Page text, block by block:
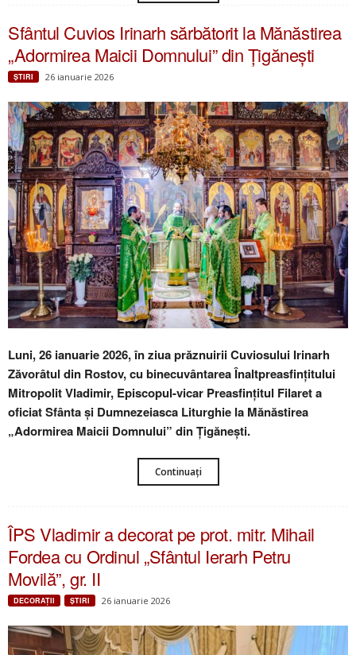
Sfântul Cuvios Irinarh sărbătorit la Mănăstirea
„Adormirea Maicii Domnului” din Țigănești
ŞTIRI 26 ianuarie 2026
Luni, 26 ianuarie 2026, în ziua prăznuirii Cuviosului Irinarh
Zăvorâtul din Rostov, cu binecuvântarea Înaltpreasfințitului
Mitropolit Vladimir, Episcopul-vicar Preasfințitul Filaret a
oficiat Sfânta și Dumnezeiasca Liturghie la Mănăstirea
„Adormirea Maicii Domnului” din Țigănești.
Continuați
ÎPS Vladimir a decorat pe prot. mitr. Mihail
Fordea cu Ordinul „Sfântul Ierarh Petru
Movilă”, gr. II
DECORAŢII ŞTIRI 26 ianuarie 2026